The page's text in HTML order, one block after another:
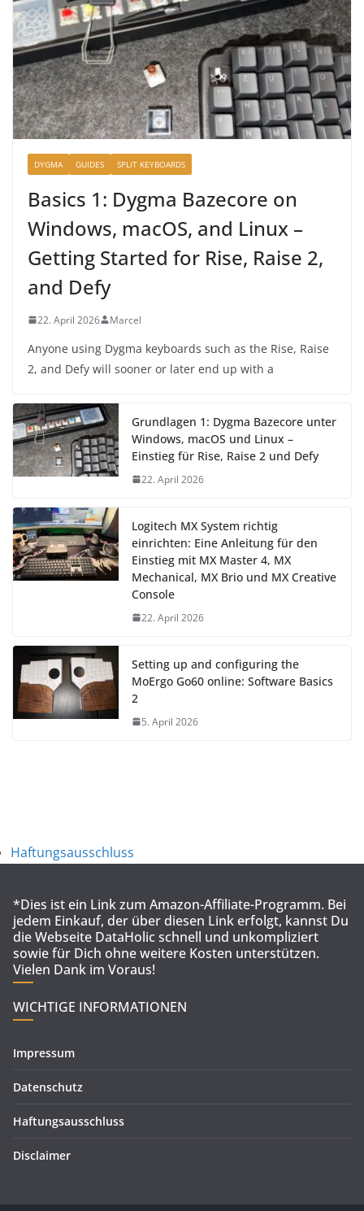
DYGMA GUIDES SPLIT KEYBOARDS
Basics 1: Dygma Bazecore on
Windows, macOS, and Linux –
Getting Started for Rise, Raise 2,
and Defy
22. April 2026 Marcel
Anyone using Dygma keyboards such as the Rise, Raise
2, and Defy will sooner or later end up with a
Grundlagen 1: Dygma Bazecore unter
Windows, macOS und Linux –
Einstieg für Rise, Raise 2 und Defy
22. April 2026
Logitech MX System richtig
einrichten: Eine Anleitung für den
Einstieg mit MX Master 4, MX
Mechanical, MX Brio und MX Creative
Console
22. April 2026
Setting up and configuring the
MoErgo Go60 online: Software Basics
2
5. April 2026
Haftungsausschluss
*Dies ist ein Link zum Amazon-Affiliate-Programm. Bei
jedem Einkauf, der über diesen Link erfolgt, kannst Du
die Webseite DataHolic schnell und unkompliziert
sowie für Dich ohne weitere Kosten unterstützen.
Vielen Dank im Voraus!
WICHTIGE INFORMATIONEN
Impressum
Datenschutz
Haftungsausschluss
Disclaimer